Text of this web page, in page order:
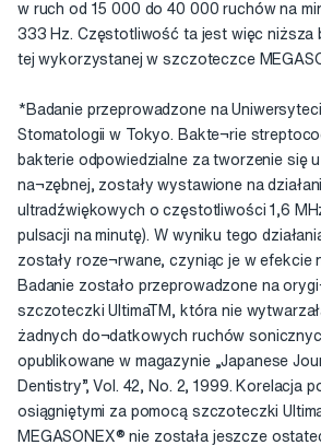
w ruch od 15 000 do 40 000 ruchów na
333 Hz. Częstotliwość ta jest więc niższa
tej wykorzystanej w szczoteczce
*Badanie przeprowadzone na
Stomatologii w Tokyo. Bakte¬rie
bakterie odpowiedzialne za tworzenie się u
na¬zębnej, zostały wystawione na
ultradźwiękowych o częstotliwości 1,6
pulsacji na minutę). W wyniku tego
zostały roze¬rwane, czyniąc je w efekcie
Badanie zostało przeprowadzone na
szczoteczki UltimaTM, która nie
żadnych do¬datkowych ruchów
opublikowane w magazynie „Japanese
Dentistry”, Vol. 42, No. 2, 1999. Korelacja
osiągniętymi za pomocą szczoteczki
MEGASONEX® nie została jeszcze